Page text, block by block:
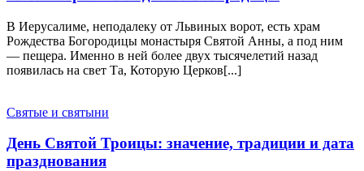
В Иерусалиме, неподалеку от Львиных ворот, есть храм
Рождества Богородицы монастыря Святой Анны, а под ним
— пещера. Именно в ней более двух тысячелетий назад
появилась на свет Та, Которую Церков[...]
Святые и святыни
День Святой Троицы: значение, традиции и дата
празднования